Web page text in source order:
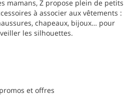
mamans, Z propose plein de petits
à associer aux vêtements :
chapeaux, bijoux… pour
les silhouettes.
et offres